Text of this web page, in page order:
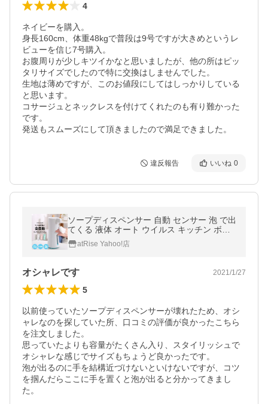
4
ネイビーを購入。
身長160cm、体重48kgで普段は9号ですが大きめというレ
ビューを信じ7号購入。
お腹周りが少しキツイかなと思いましたが、他の所はピッ
タリサイズでしたので特に交換はしませんでした。
生地は薄めですが、このお値段にしてはしっかりしている
と思います。
コサージュとネックレスを付けてくれたのも有り難かった
です。
発送もスムーズにして頂きましたので満足できました。
違反報告 いいね 0
ソープディスペンサー 自動 センサー 泡 で出
てくる 液体 オート ウイルス キッチン ボト
ル 置き ハンドソープ 非接触 触れない おし
ゃれ 除菌 子供 楽ロジ
atRise Yahoo!店
オシャレです 2021/1/27
5
以前使っていたソープディスペンサーが壊れたため、オシ
ャレなのを探していた所、口コミの評価が良かったこちら
を注文しました。
思っていたよりも容量がたくさん入り、スタイリッシュで
オシャレな感じでサイズもちょうど良かったです。
泡が出るのに手を結構近づけないといけないですが、コツ
を掴んだらここに手を置くと泡が出ると分かってきまし
た。